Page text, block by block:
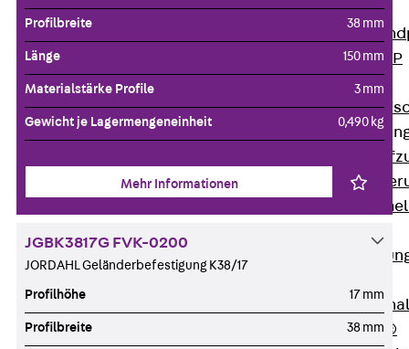
Windposts
Windpost JWP
Schallisolation
Zurück
RAPIDOBAT®
Profilbreite 38 mm
Länge 150 mm
Materialstärke Profile 3 mm
Gewicht je Lagermengeneinheit 0,490 kg
Mehr Informationen
JGBK3817G FVK-0200
JORDAHL Geländerbefestigung K38/17
Profilhöhe 17 mm
Profilbreite 38 mm